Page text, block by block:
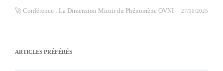
🚀 Conférence : La Dimension Miroir du Phénomène OVNI 27/10/2025
ARTICLES PRÉFÉRÉS